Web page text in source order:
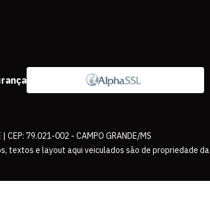
CEP: 79.021-002 - CAMPO GRANDE/MS
textos e layout aqui veiculados são de propriedade da